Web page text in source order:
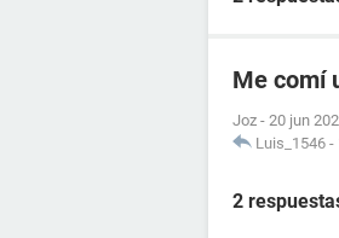
Me comí
Joz - 20 jun
Luis_1546 -
2